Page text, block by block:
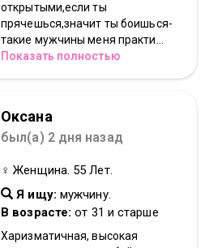
открытыми,если ты
прячешься,значит ты боишься-
такие мужчины меня практи...
Показать полностью
Оксана
был(а) 2 дня назад
♀ Женщина. 55 Лет.
Я ищу: мужчину.
В возрасте: от 31 и старше
Харизматичная, высокая